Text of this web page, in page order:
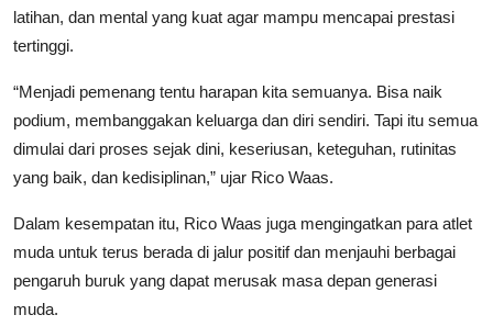
latihan, dan mental yang kuat agar mampu mencapai prestasi
tertinggi.
“Menjadi pemenang tentu harapan kita semuanya. Bisa naik
podium, membanggakan keluarga dan diri sendiri. Tapi itu semua
dimulai dari proses sejak dini, keseriusan, keteguhan, rutinitas
yang baik, dan kedisiplinan,” ujar Rico Waas.
Dalam kesempatan itu, Rico Waas juga mengingatkan para atlet
muda untuk terus berada di jalur positif dan menjauhi berbagai
pengaruh buruk yang dapat merusak masa depan generasi
muda.